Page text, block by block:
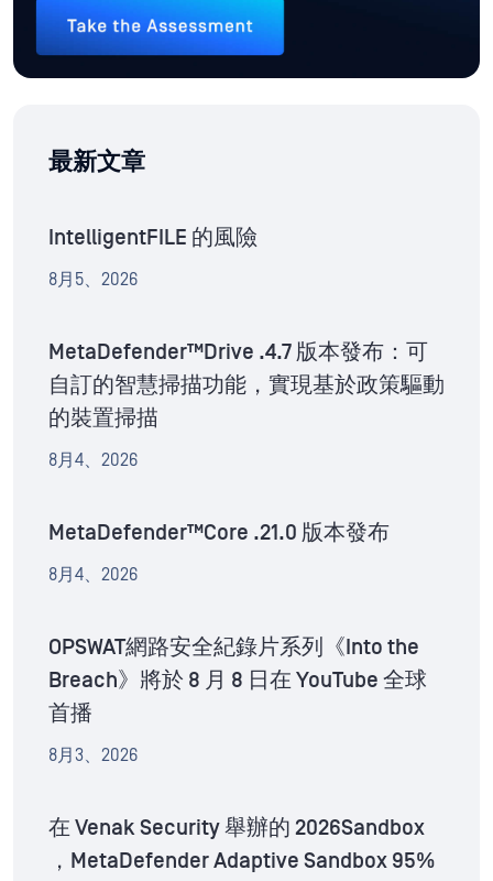
最新文章
IntelligentFILE 的風險
8月5、2026
MetaDefender™Drive .4.7 版本發布：可
自訂的智慧掃描功能，實現基於政策驅動
的裝置掃描
8月4、2026
MetaDefender™Core .21.0 版本發布
8月4、2026
OPSWAT網路安全紀錄片系列《Into the
Breach》將於 8 月 8 日在 YouTube 全球
首播
8月3、2026
在 Venak Security 舉辦的 2026Sandbox
，MetaDefender Adaptive Sandbox 95%